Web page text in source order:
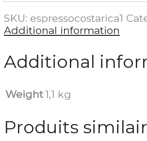
SKU: espressocostarica1
Additional information
Additional
Weight1,1 kg
Produits